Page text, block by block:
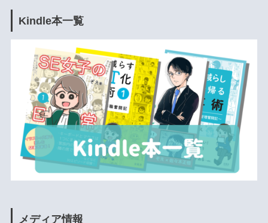
Kindle本一覧
メディア情報